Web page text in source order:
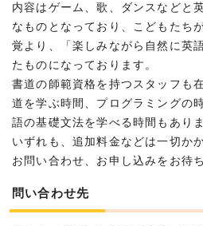
内容はゲーム、歌、ダンスなどと
なものとなっており、こどもたち
覚より、「楽しみながら自然に英
たものになっております。
書道の師範資格を持つスタッフも
道を学ぶ時間、プログラミングの
語の基礎文法を学べる時間もありま
いずれも、追加料金などは一切か
お問い合わせ、お申し込みをお待
問い合わせ先